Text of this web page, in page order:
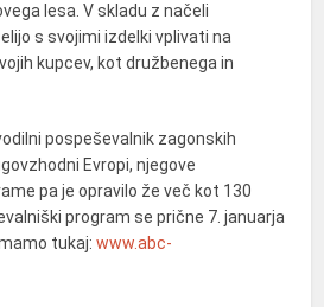
lesa. V skladu z načeli
s svojimi izdelki vplivati na
kupcev, kot družbenega in
pospeševalnik zagonskih
Evropi, njegove
pa je opravilo že več kot 130
program se prične 7. januarja
tukaj:www.abc-